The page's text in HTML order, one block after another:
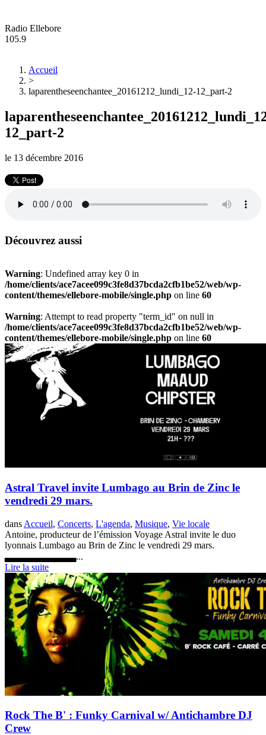
Radio Ellebore
105.9
Accueil
>
laparentheseenchantee_20161212_lundi_12-12_part-2
12_part-2
le 13 décembre 2016
Découvrez aussi
Warning: Undefined array key 0 in
/home/clients/ace7acee099c3fe8d37bcda2cfb1be52/web/wp-
content/themes/ellebore-mobile/single.php on line 60
Warning: Attempt to read property "term_id" on null in
/home/clients/ace7acee099c3fe8d37bcda2cfb1be52/web/wp-
content/themes/ellebore-mobile/single.php on line 60
Astral Travel invite Lumbago au Brin de Zinc le
vendredi 29 mars.
dans Accueil, Concerts, L'agenda, Musique, Vie locale
Antoine, producteur de l’émission Voyage Astral invite le duo
lyonnais Lumbago au Brin de Zinc le vendredi 29 mars.
▃▃▃▃▃▃▃▃▃▃...
Lire la suite
Rock The B' : Funky Carnival w/ Antichambre DJ
Crew